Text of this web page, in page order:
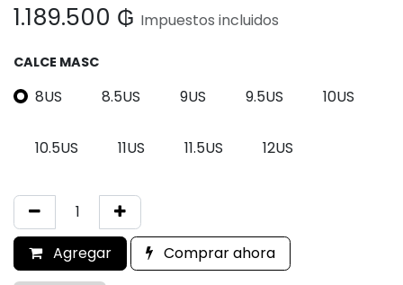
1.189.500 ₲ Impuestos incluidos
CALCE MASC
8US 8.5US 9US 9.5US 10US
10.5US 11US 11.5US 12US
Agregar Comprar ahora